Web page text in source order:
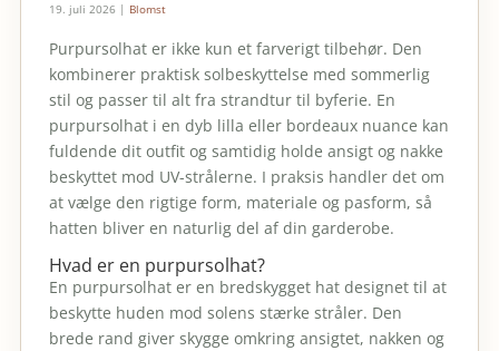
19. juli 2026 | Blomst
Purpursolhat er ikke kun et farverigt tilbehør. Den
kombinerer praktisk solbeskyttelse med sommerlig
stil og passer til alt fra strandtur til byferie. En
purpursolhat i en dyb lilla eller bordeaux nuance kan
fuldende dit outfit og samtidig holde ansigt og nakke
beskyttet mod UV-strålerne. I praksis handler det om
at vælge den rigtige form, materiale og pasform, så
hatten bliver en naturlig del af din garderobe.
Hvad er en purpursolhat?
En purpursolhat er en bredskygget hat designet til at
beskytte huden mod solens stærke stråler. Den
brede rand giver skygge omkring ansigtet, nakken og